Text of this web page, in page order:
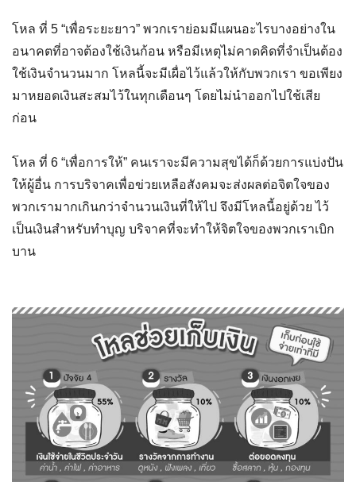
โหล ที่ 5 “เพื่อระยะยาว” พวกเราย่อมมีแผนอะไรบางอย่างใน
อนาคตที่อาจต้องใช้เงินก้อน หรือมีเหตุไม่คาดคิดที่จำเป็นต้อง
ใช้เงินจำนวนมาก โหลนี้จะมีเผื่อไว้แล้วให้กับพวกเรา ขอเพียง
มาหยอดเงินสะสมไว้ในทุกเดือนๆ โดยไม่นำออกไปใช้เสีย
ก่อน
โหล ที่ 6 “เพื่อการให้” คนเราจะมีความสุขได้ก็ด้วยการแบ่งปัน
ให้ผู้อื่น การบริจาคเพื่อข่วยเหลือสังคมจะส่งผลต่อจิตใจของ
พวกเรามากเกินกว่าจำนวนเงินที่ให้ไป จึงมีโหลนี้อยู่ด้วย ไว้
เป็นเงินสำหรับทำบุญ บริจาคที่จะทำให้จิตใจของพวกเราเบิก
บาน